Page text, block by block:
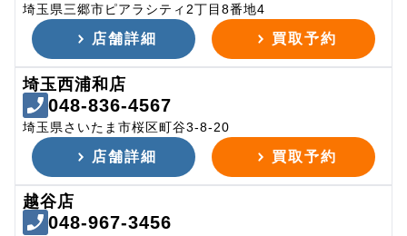
埼玉県三郷市ピアラシティ2丁目8番地4
店舗詳細 買取予約
埼玉西浦和店
048-836-4567
埼玉県さいたま市桜区町谷3-8-20
店舗詳細 買取予約
越谷店
048-967-3456